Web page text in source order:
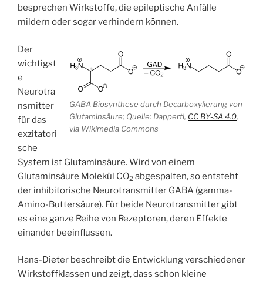
besprechen Wirkstoffe, die epileptische Anfälle
mildern oder sogar verhindern können.
GABA Biosynthese durch Decarboxylierung von
Glutaminsäure; Quelle: Dapperti, CC BY-SA 4.0,
via Wikimedia Commons
Der
wichtigst
e
Neurotra
nsmitter
für das
exzitatori
sche
System ist Glutaminsäure. Wird von einem
Glutaminsäure Molekül CO2 abgespalten, so entsteht
der inhibitorische Neurotransmitter GABA (gamma-
Amino-Buttersäure). Für beide Neurotransmitter gibt
es eine ganze Reihe von Rezeptoren, deren Effekte
einander beeinflussen.
Hans-Dieter beschreibt die Entwicklung verschiedener
Wirkstoffklassen und zeigt, dass schon kleine